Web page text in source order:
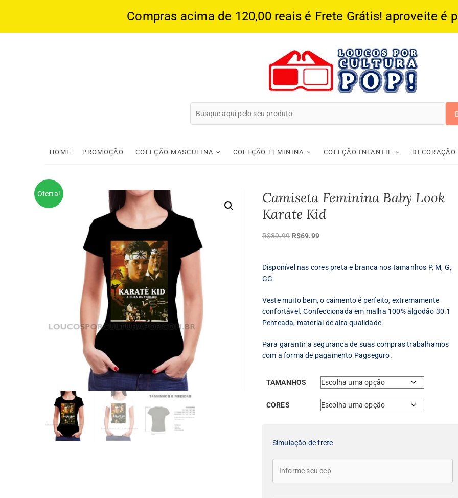
Compras acima de 120,00 reais é Frete Grátis! aproveite é
Loucos Por Cultura
HOME PROMOÇÃO COLEÇÃO MASCULINA COLEÇÃO FEMININA COLEÇÃO INFANTIL DECORAÇÃO
Oferta!
Camiseta Feminina Baby Look
Karate Kid
R$89.99 O
era:
R$69.99O
é:
Disponível nas cores preta e branca nos tamanhos P, M, G,
GG.
Veste muito bem, o caimento é perfeito, extremamente
confortável. Confeccionada em malha 100% algodão 30.1
Penteada, material de alta qualidade.
Para garantir a segurança de suas compras trabalhamos
com a forma de pagamento Pagseguro.
TAMANHOS
CORES
Simulação de frete